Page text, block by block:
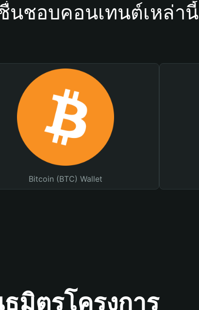
นชอบคอนเทนต์เหล่านี้
Bitcoin (BTC) Wallet
มิตรโครงการ